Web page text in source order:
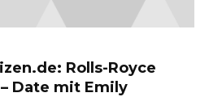
Rolls-Royce
Date mit Emily